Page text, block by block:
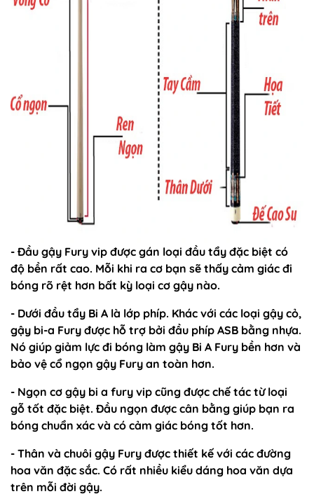
- Đầu gậy Fury vip được gán loại đầu tẩy đặc biệt có
độ bền rất cao. Mỗi khi ra cơ bạn sẽ thấy cảm giác đi
bóng rõ rệt hơn bất kỳ loại cơ gậy nào.
- Dưới đầu tẩy Bi A là lớp phíp. Khác với các loại gậy cỏ,
gậy bi-a Fury được hỗ trợ bởi đầu phíp ASB bằng nhựa.
Nó giúp giảm lực đi bóng làm gậy Bi A Fury bền hơn và
bảo vệ cổ ngọn gậy Fury an toàn hơn.
- Ngọn cơ gậy bi a fury vip cũng được chế tác từ loại
gỗ tốt đặc biệt. Đầu ngọn được cân bằng giúp bạn ra
bóng chuẩn xác và có cảm giác bóng tốt hơn.
- Thân và chuôi gậy Fury được thiết kế với các đường
hoa văn đặc sắc. Có rất nhiều kiểu dáng hoa văn dựa
trên mỗi đời gậy.